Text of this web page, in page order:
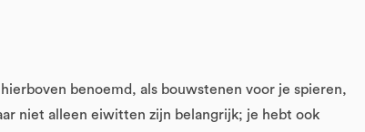
benoemd, als bouwstenen voor je spieren,
niet alleen eiwitten zijn belangrijk; je hebt ook